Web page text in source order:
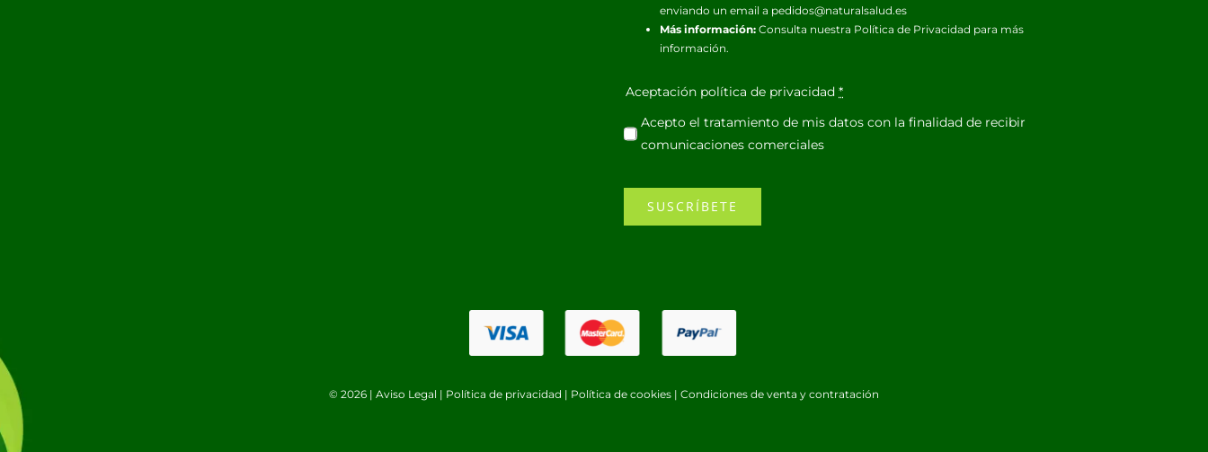
enviando un email a pedidos@naturalsalud.es
Más información: Consulta nuestra Política de Privacidad para más
información.
Aceptación política de privacidad*
Acepto el tratamiento de mis datos con la finalidad de recibir
comunicaciones comerciales
SUSCRÍBETE
© 2026 | Aviso Legal | Política de privacidad | Política de cookies | Condiciones de venta y contratación